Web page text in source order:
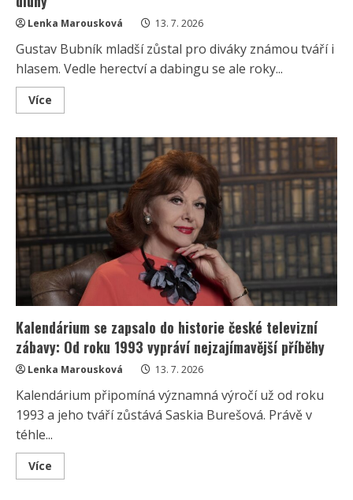
Lenka Marousková 13. 7. 2026
Gustav Bubník mladší zůstal pro diváky známou tváří i
hlasem. Vedle herectví a dabingu se ale roky...
Více
more
a
Gustava
Bubníka
mladšího:
Pozornost
na
sebe
upoutal
rozvody
extrémními
dluhy
Kalendárium se zapsalo do historie české televizní
zábavy: Od roku 1993 vypráví nejzajímavější příběhy
Lenka Marousková 13. 7. 2026
Kalendárium připomíná významná výročí už od roku
1993 a jeho tváří zůstává Saskia Burešová. Právě v
téhle...
Více
more